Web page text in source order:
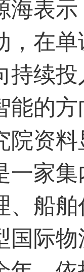
海表
，在
持续
能的
院资
一家
、船
国际